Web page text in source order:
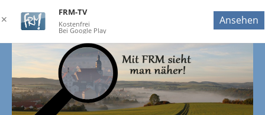
✕
FRM-TV
Kostenfrei
Bei Google Play
Ansehen